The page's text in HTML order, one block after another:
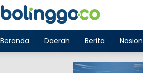
Beranda
Daerah Berita